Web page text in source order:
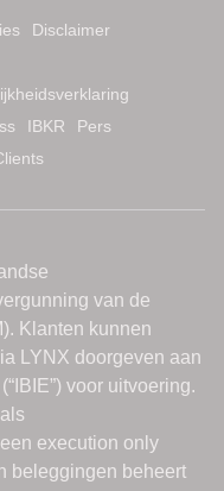
Disclaimer
IBKR
Pers